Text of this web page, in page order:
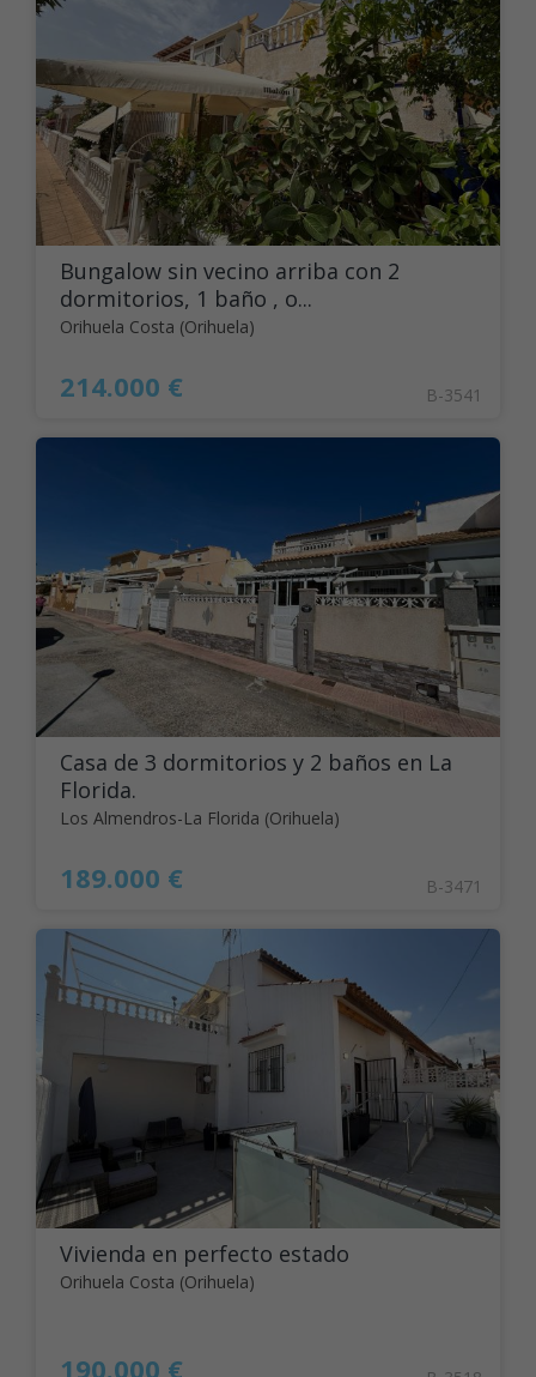
Bungalow sin vecino arriba con 2
dormitorios, 1 baño , o...
Orihuela Costa (Orihuela)
214.000 € B-3541
Casa de 3 dormitorios y 2 baños en La
Florida.
Los Almendros-La Florida (Orihuela)
189.000 € B-3471
Vivienda en perfecto estado
Orihuela Costa (Orihuela)
190.000 €